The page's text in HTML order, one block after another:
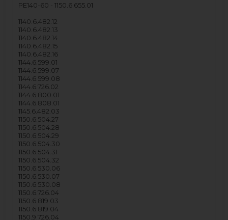
PE140-60 - 1150.6.655.01
1140.6.482.12
1140.6.482.13
1140.6.482.14
1140.6.482.15
1140.6.482.16
1144.6.599.01
1144.6.599.07
1144.6.599.08
1144.6.726.02
1144.6.800.01
1144.6.808.01
1145.6.482.03
1150.6.504.27
1150.6.504.28
1150.6.504.29
1150.6.504.30
1150.6.504.31
1150.6.504.32
1150.6.530.06
1150.6.530.07
1150.6.530.08
1150.6.726.04
1150.6.819.03
1150.6.819.04
1150.9.726.04